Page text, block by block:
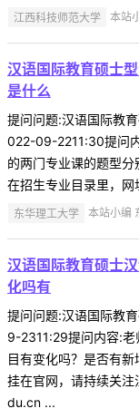
江西科技师范大学 本站
汉语国际教育硕士
是什么
提问问题:汉语国际教
022-09-2211:30提问
的两门专业课的题型
在招生专业目录里，
东华理工大学 本站小编
汉语国际教育硕士
化吗有
提问问题:汉语国际教
9-2311:29提问内容:老
目有变化吗？是否有
挂在官网，请持续关
du.cn ...